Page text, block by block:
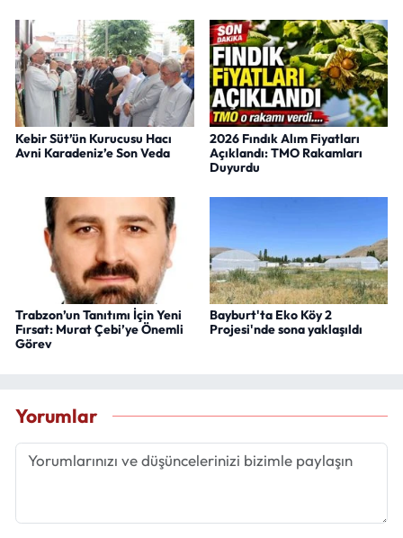
Kebir Süt’ün Kurucusu Hacı
Avni Karadeniz’e Son Veda
2026 Fındık Alım Fiyatları
Açıklandı: TMO Rakamları
Duyurdu
Trabzon’un Tanıtımı İçin Yeni
Fırsat: Murat Çebi’ye Önemli
Görev
Bayburt'ta Eko Köy 2
Projesi'nde sona yaklaşıldı
Yorumlar